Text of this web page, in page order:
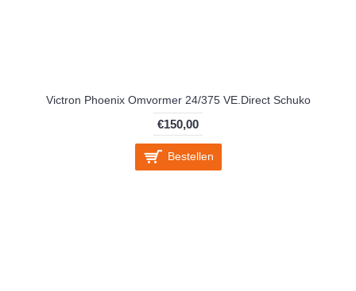
Victron Phoenix Omvormer 24/375 VE.Direct Schuko
€150,00
Bestellen